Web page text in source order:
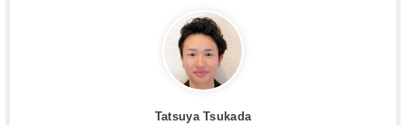
Tatsuya Tsukada